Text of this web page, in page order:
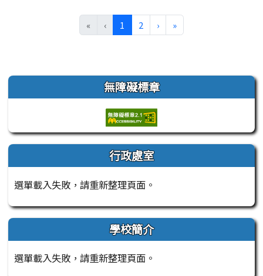
« ‹ 1 (目前頁次)
2 ›下一頁
»最後頁
左邊區域內容 無障礙標章
行政處室
選單載入失敗，請重新整理頁面。
學校簡介
選單載入失敗，請重新整理頁面。